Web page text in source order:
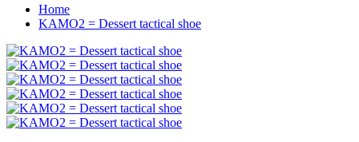
Home
KAMO2 = Dessert tactical shoe